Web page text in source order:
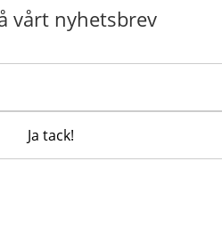
vårt nyhetsbrev